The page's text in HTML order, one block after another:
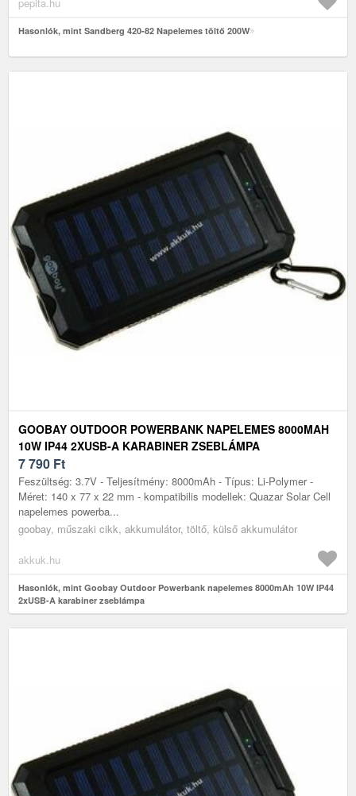
Hasonlók, mint Sandberg 420-82 Napelemes töltő 200W
GOOBAY OUTDOOR POWERBANK NAPELEMES 8000MAH
10W IP44 2XUSB-A KARABINER ZSEBLÁMPA
7 790 Ft
Feszültség: 3.7V - Teljesítmény: 8000mAh - Típus: Li-Polymer -
Méret: 140 x 77 x 22 mm - kompatibilis modellek: Quazar Solar Cell
napelemes powerba...
goobay, műszaki cikk, akkumulátor, töltő, külső akkumulátor
akkuk.hu
Hasonlók, mint Goobay Outdoor Powerbank napelemes 8000mAh 10W IP44
2xUSB-A karabiner zseblámpa